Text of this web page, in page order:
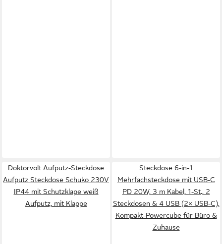
Doktorvolt Aufputz-Steckdose
Aufputz Steckdose Schuko 230V
IP44 mit Schutzklape weiß
Aufputz, mit Klappe
Steckdose 6-in-1
Mehrfachsteckdose mit USB-C
PD 20W, 3 m Kabel, 1-St., 2
Steckdosen & 4 USB (2× USB-C),
Kompakt-Powercube für Büro &
Zuhause